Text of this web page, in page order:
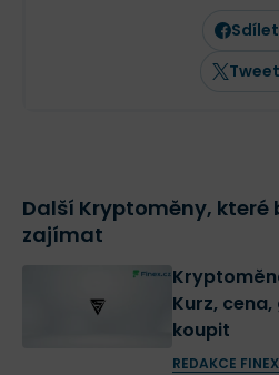
Sdílet
Tweet
Další Kryptoměny, které
zajímat
Kurz,
koupit
REDAKCE FINEX|